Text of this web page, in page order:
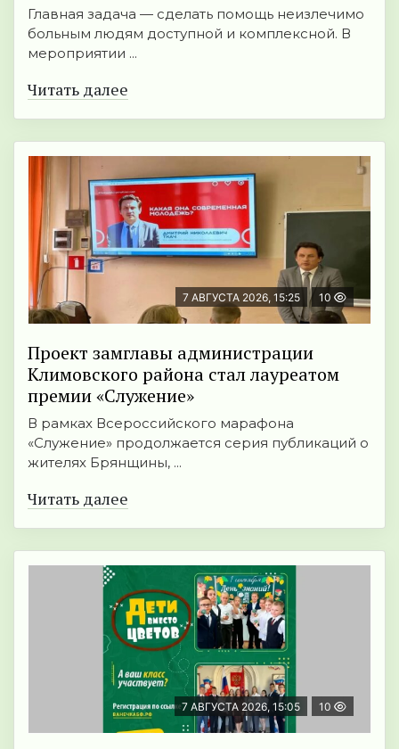
Главная задача — сделать помощь неизлечимо
больным людям доступной и комплексной. В
мероприятии ...
Читать далее
7 АВГУСТА 2026, 15:25 10
Проект замглавы администрации
Климовского района стал лауреатом
премии «Служение»
В рамках Всероссийского марафона
«Служение» продолжается серия публикаций о
жителях Брянщины, ...
Читать далее
7 АВГУСТА 2026, 15:05 10